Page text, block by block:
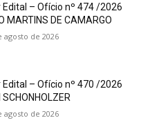
Edital – Ofício nº 474 /2026
MARTINS DE CAMARGO
agosto de 2026
– Ofício nº 470 /2026
agosto de 2026